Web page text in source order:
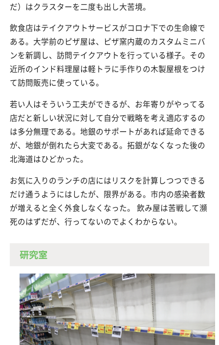
だ）はクラスターを二度も出し大苦境。
飲食店はテイクアウトサービスがコロナ下での生命線で
ある。大学前のピザ屋は、ピザ窯内蔵のカスタムミニバ
ンを新調し、訪問テイクアウトを行っている様子。その
近所のインド料理屋は軽トラに手作りの木製屋根をつけ
て訪問販売に使っている。
若い人はそういう工夫ができるが、お年寄りがやってる
店だと新しい状況に対して自分で戦略を考え適応するの
は多分無理である。地銀のサポートがあれば延命できる
が、地銀が倒れたら大変である。拓銀がなくなった後の
北海道はひどかった。
お気に入りのランチの店にはリスクを計算しつつできる
だけ通うようにはしたが、限界がある。市内の感染者数
が増えると全く外食しなくなった。 飲み屋は苦戦して瀕
死のはずだが、行ってないのでよくわからない。
研究室